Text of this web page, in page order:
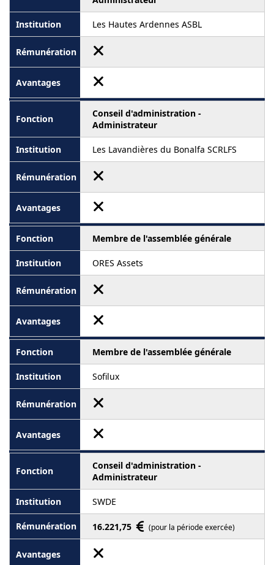
Les Hautes Ardennes ASBL
Conseil d'administration -
Administrateur
Les Lavandières du Bonalfa SCRLFS
Membre de l'assemblée générale
ORES Assets
Membre de l'assemblée générale
Sofilux
Conseil d'administration -
Administrateur
SWDE
16.221,75 (pour la période exercée)